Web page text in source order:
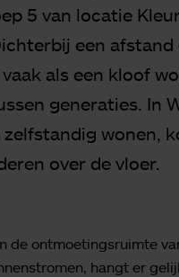
5 van locatie
een afstand
als een kloof
generaties. In
wonen,
over de vloer.
de ontmoetingsruimte
hangt er